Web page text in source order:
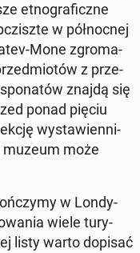
et­no­gra­ficz­ne
w pół­noc­nej
Mone zgro­ma­
z prze­
znajdą się
ponad pięciu
wy­sta­wien­ni­
muzeum może
w Lon­dy­
wiele tu­ry­
listy warto dopisać